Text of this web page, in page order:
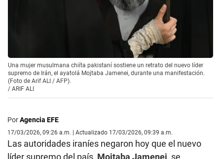
Una mujer musulmana chiíta pakistaní sostiene un retrato del nuevo líder
supremo de Irán, el ayatolá Mojtaba Jamenei, durante una manifestación.
(Foto de Arif ALI / AFP).
/ ARIF ALI
PorAgencia EFE
17/03/2026, 09:26 a.m. | Actualizado 17/03/2026, 09:39 a.m.
Las autoridades iraníes negaron hoy que el nuevo
líder supremo del país, Mojtaba Jamenei, se